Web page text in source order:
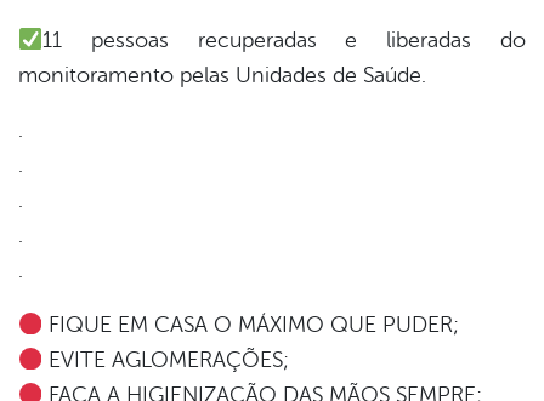
11 pessoas recuperadas e liberadas do
monitoramento pelas Unidades de Saúde.
.
.
.
.
.
FIQUE EM CASA O MÁXIMO QUE PUDER;
EVITE AGLOMERAÇÕES;
FAÇA A HIGIENIZAÇÃO DAS MÃOS SEMPRE;